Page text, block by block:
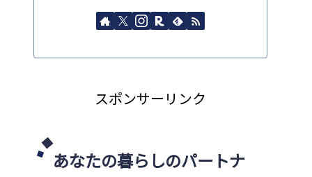
スポンサーリンク
あなたの暮らしのパートナ